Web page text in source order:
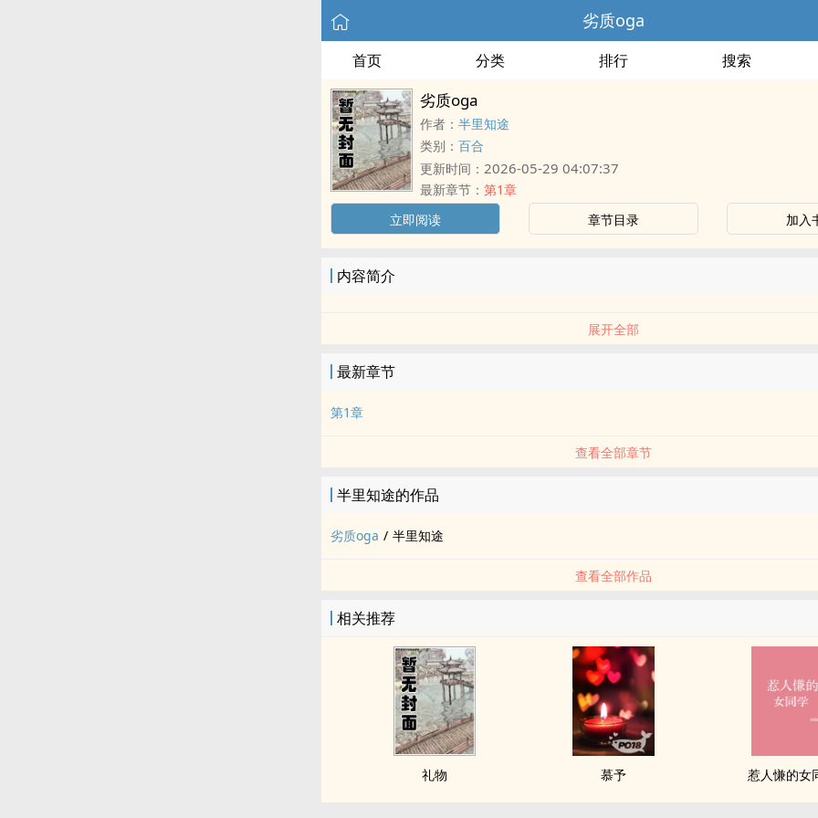
劣质oga
首页 分类 排行 搜索
劣质oga
作者： 半里知途
类别： 百合
更新时间： 2026-05-29 04:07:37
最新章节： 第1章
立即阅读
章节目录 加入
内容简介
展开全部
最新章节
第1章
查看全部章节
半里知途的作品
劣质oga / 半里知途
查看全部作品
相关推荐
礼物 慕予 惹人慊的女